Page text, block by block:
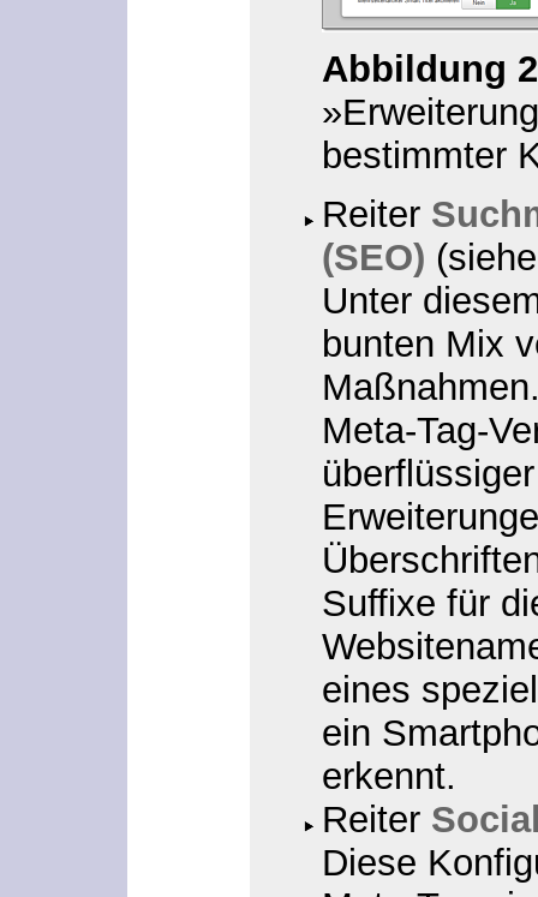
Abbildung
bestimmter
Reiter
(SEO)
Unter
bunten Mix
Meta-Tag-
Suffixe für
eines
ein
erkennt.
Reiter
Diese